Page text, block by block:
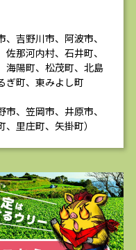
吉野川市、阿波市、
那河内村、石井町、
海陽町、松茂町、北島
ぎ町、東みよし町
、笠岡市、井原市、
里庄町、矢掛町）